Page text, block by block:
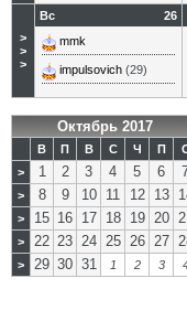
>
>
>
26
Вс
mmk
impulsovich (29)
Октябрь 2017
В П В С Ч П
>
1 2 3 4 5 6
> 8 9 10 11 12 13
> 15 16 17 18 19 20
> 22 23 24 25 26 27
> 29 30 31 1 2 3